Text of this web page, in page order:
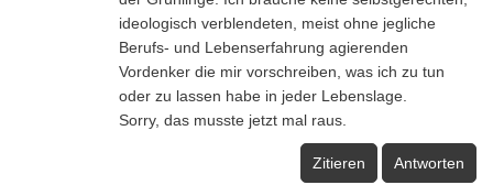
ideologisch verblendeten, meist ohne jegliche
Berufs- und Lebenserfahrung agierenden
Vordenker die mir vorschreiben, was ich zu tun
oder zu lassen habe in jeder Lebenslage.
Sorry, das musste jetzt mal raus.
Zitieren Antworten